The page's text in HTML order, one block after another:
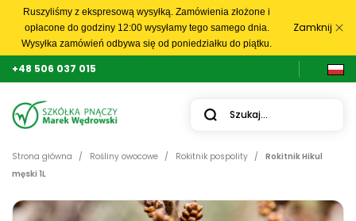
Ruszyliśmy z ekspresową wysyłką. Zamówienia złożone i
opłacone do godziny 12:00 wysyłamy tego samego dnia.
Wysyłka zamówień odbywa się od poniedziałku do piątku.
Zamknij
+48 506 037 015
Strona główna Rośliny owocowe Rokitnik pospolity
Rokitnik Hikul
męski 1L